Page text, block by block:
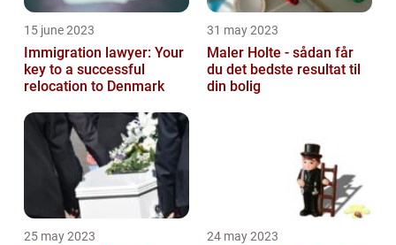
15 june 2023
Immigration lawyer: Your
key to a successful
relocation to Denmark
31 may 2023
Maler Holte - sådan får
du det bedste resultat til
din bolig
25 may 2023 24 may 2023